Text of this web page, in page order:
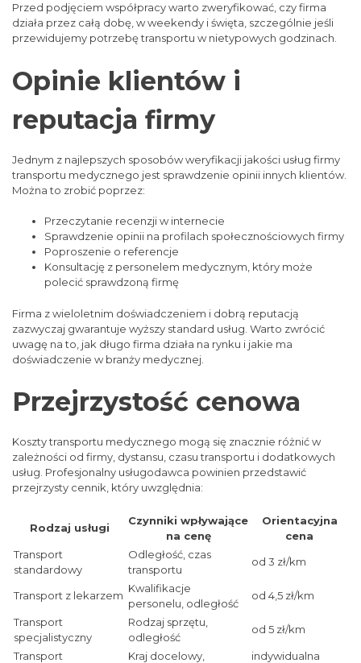
Przed podjęciem współpracy warto zweryfikować, czy firma
działa przez całą dobę, w weekendy i święta, szczególnie jeśli
przewidujemy potrzebę transportu w nietypowych godzinach.
Opinie klientów i
reputacja firmy
Jednym z najlepszych sposobów weryfikacji jakości usług firmy
transportu medycznego jest sprawdzenie opinii innych klientów.
Można to zrobić poprzez:
Przeczytanie recenzji w internecie
Sprawdzenie opinii na profilach społecznościowych firmy
Poproszenie o referencje
Konsultację z personelem medycznym, który może
polecić sprawdzoną firmę
Firma z wieloletnim doświadczeniem i dobrą reputacją
zazwyczaj gwarantuje wyższy standard usług. Warto zwrócić
uwagę na to, jak długo firma działa na rynku i jakie ma
doświadczenie w branży medycznej.
Przejrzystość cenowa
Koszty transportu medycznego mogą się znacznie różnić w
zależności od firmy, dystansu, czasu transportu i dodatkowych
usług. Profesjonalny usługodawca powinien przedstawić
przejrzysty cennik, który uwzględnia:
Rodzaj usługi
Czynniki wpływające
na cenę
Orientacyjna
cena
Transport
standardowy
Odległość, czas
transportu
od 3 zł/km
Transport z lekarzem
Kwalifikacje
personelu, odległość
od 4,5 zł/km
Transport
specjalistyczny
Rodzaj sprzętu,
odległość
od 5 zł/km
Transport
Kraj docelowy,
indywidualna